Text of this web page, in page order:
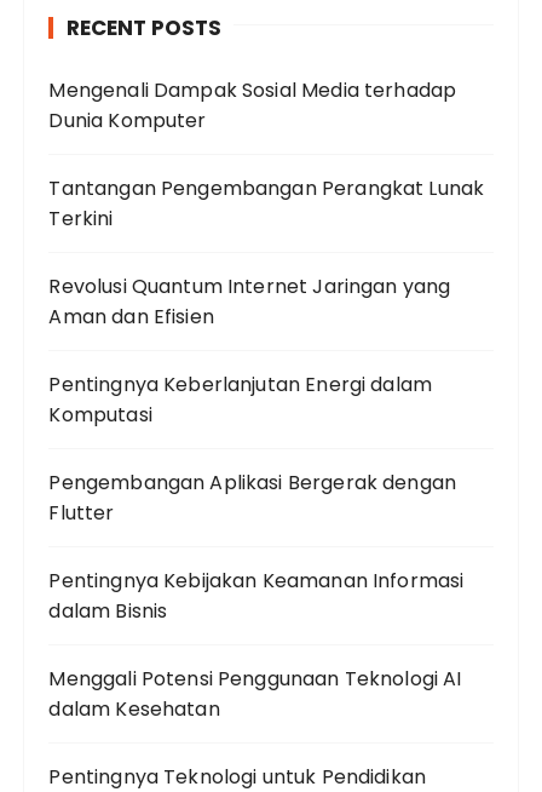
RECENT POSTS
Mengenali Dampak Sosial Media terhadap
Dunia Komputer
Tantangan Pengembangan Perangkat Lunak
Terkini
Revolusi Quantum Internet Jaringan yang
Aman dan Efisien
Pentingnya Keberlanjutan Energi dalam
Komputasi
Pengembangan Aplikasi Bergerak dengan
Flutter
Pentingnya Kebijakan Keamanan Informasi
dalam Bisnis
Menggali Potensi Penggunaan Teknologi AI
dalam Kesehatan
Pentingnya Teknologi untuk Pendidikan